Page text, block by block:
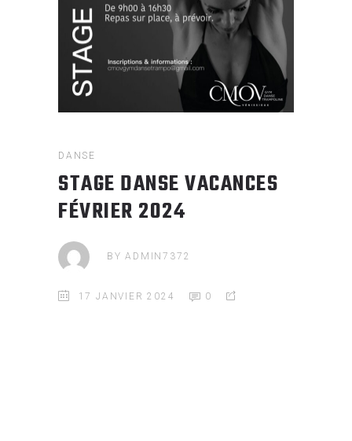
DANSE
STAGE DANSE VACANCES
FÉVRIER 2024
BYADMIN7372
17 JANVIER 2024 0